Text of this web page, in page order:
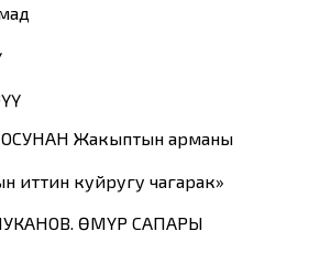
Жакыптын арманы
иттин куйругу чагарак»
ӨМҮР САПАРЫ